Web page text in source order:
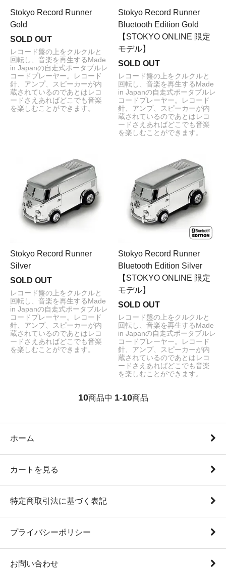
Stokyo Record Runner
Gold
SOLD OUT
レコード盤の上をクルクルと
回転し、音楽を再生するMade
in Japanの自走式ポータブルレ
コードプレーヤー。レコード
針、アンプ、スピーカーが内
蔵されているのであとはレコ
ードさえあればどこでも音楽
を楽しむことができます。
Stokyo Record Runner
Bluetooth Edition Gold
【STOKYO ONLINE 限定
モデル】
SOLD OUT
レコード盤の上をクルクルと
回転し、音楽を再生するMade
in Japanの自走式ポータブルレ
コードプレーヤー。レコード
針、アンプ、スピーカーが内
蔵されているのであとはレコ
ードさえあればどこでも音楽
を楽しむことができます。
Stokyo Record Runner
Silver
SOLD OUT
レコード盤の上をクルクルと
回転し、音楽を再生するMade
in Japanの自走式ポータブルレ
コードプレーヤー。レコード
針、アンプ、スピーカーが内
蔵されているのであとはレコ
ードさえあればどこでも音楽
を楽しむことができます。
Stokyo Record Runner
Bluetooth Edition Silver
【STOKYO ONLINE 限定
モデル】
SOLD OUT
レコード盤の上をクルクルと
回転し、音楽を再生するMade
in Japanの自走式ポータブルレ
コードプレーヤー。レコード
針、アンプ、スピーカーが内
蔵されているのであとはレコ
ードさえあればどこでも音楽
を楽しむことができます。
10商品中 1-10商品
ホーム
カートを見る
特定商取引法に基づく表記
プライバシーポリシー
お問い合わせ